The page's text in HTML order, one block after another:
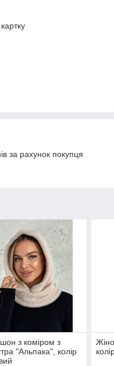
за рахунок покупця
з коміром з
"Альпака", колір